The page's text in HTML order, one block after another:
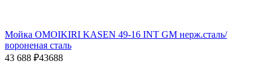
Мойка OMOIKIRI KASEN 49-16 INT GM нерж.сталь/
вороненая сталь
43 688 ₽43688